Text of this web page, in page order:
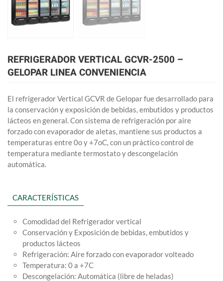
REFRIGERADOR VERTICAL GCVR-2500 –
GELOPAR LINEA CONVENIENCIA
El refrigerador Vertical GCVR de Gelopar fue desarrollado para
la conservación y exposición de bebidas, embutidos y productos
lácteos en general. Con sistema de refrigeración por aire
forzado con evaporador de aletas, mantiene sus productos a
temperaturas entre 0o y +7oC, con un práctico control de
temperatura mediante termostato y descongelación
automática.
CARACTERÍSTICAS
Comodidad del Refrigerador vertical
Conservación y Exposición de bebidas, embutidos y
productos lácteos
Refrigeración: Aire forzado con evaporador volteado
Temperatura: 0 a +7C
Descongelación: Automática (libre de heladas)